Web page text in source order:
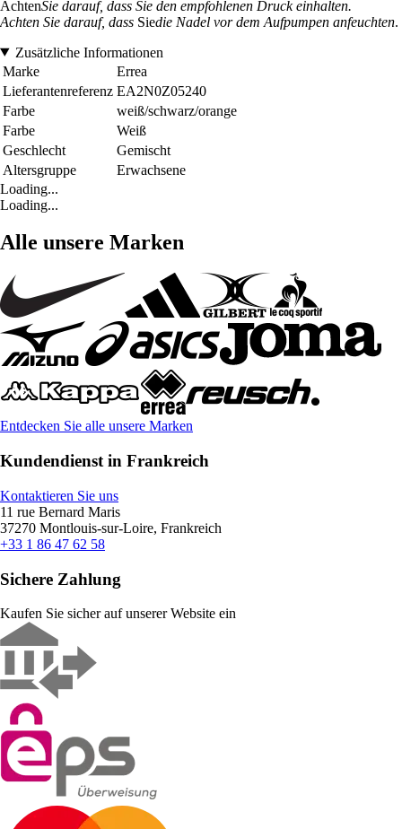
AchtenSie darauf, dass Sie den empfohlenen Druck einhalten.
Achten Sie darauf, dass Siedie Nadel vor dem Aufpumpen anfeuchten.
Zusätzliche Informationen
Marke
Errea
Lieferantenreferenz EA2N0Z05240
Farbe
weiß/schwarz/orange
Farbe
Weiß
Geschlecht
Gemischt
Altersgruppe
Erwachsene
Loading...
Loading...
Alle unsere Marken
Entdecken Sie alle unsere Marken
Kundendienst in Frankreich
Kontaktieren Sie uns
11 rue Bernard Maris
37270 Montlouis-sur-Loire, Frankreich
+33 1 86 47 62 58
Sichere Zahlung
Kaufen Sie sicher auf unserer Website ein